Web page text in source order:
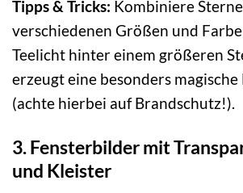
Tipps & Tricks: Kombiniere
verschiedenen Größen und
Teelicht hinter einem größeren
erzeugt eine besonders
(achte hierbei auf Brandschutz!).
3. Fensterbilder mit
und Kleister